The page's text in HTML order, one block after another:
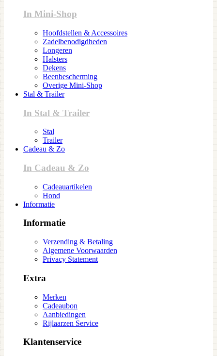
In Mini-Shop
Hoofdstellen & Accessoires
Zadelbenodigdheden
Longeren
Halsters
Dekens
Beenbescherming
Overige Mini-Shop
Stal & Trailer
In Stal & Trailer
Stal
Trailer
Cadeau & Zo
In Cadeau & Zo
Cadeauartikelen
Hond
Informatie
Informatie
Verzending & Betaling
Algemene Voorwaarden
Privacy Statement
Extra
Merken
Cadeaubon
Aanbiedingen
Rijlaarzen Service
Klantenservice